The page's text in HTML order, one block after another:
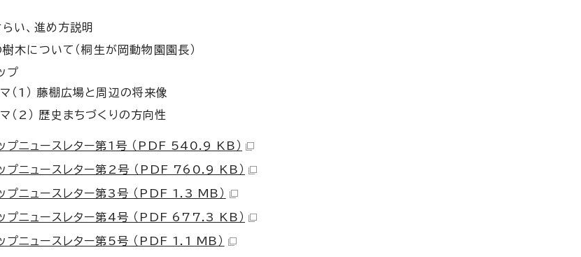
い、進め方説明
木について（桐生が岡動物園園長）
プ
（1） 藤棚広場と周辺の将来像
（2） 歴史まちづくりの方向性
プニュースレター第1号 （PDF 540.9 KB）
プニュースレター第2号 （PDF 760.9 KB）
プニュースレター第3号 （PDF 1.3 MB）
プニュースレター第4号 （PDF 677.3 KB）
プニュースレター第5号 （PDF 1.1 MB）